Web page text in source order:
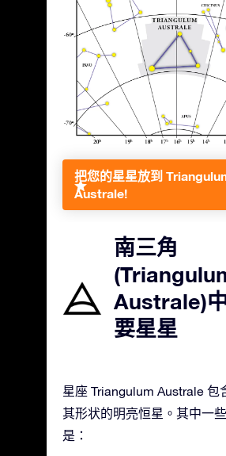
把您的星星放到
Australe!
南三角
Australe)
要星星
星座 Triangulum Australe 包
其形状的明亮恒星。其中一
是：